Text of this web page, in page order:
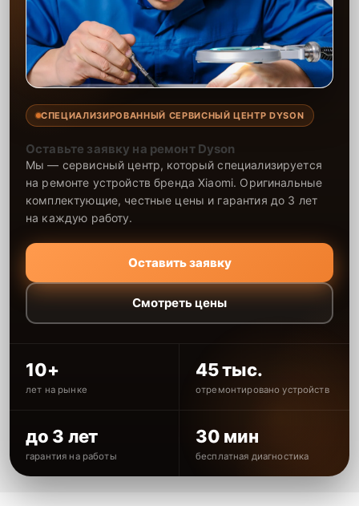
СПЕЦИАЛИЗИРОВАННЫЙ СЕРВИСНЫЙ ЦЕНТР DYSON
Оставьте заявку на ремонт Dyson
Мы — сервисный центр, который специализируется
на ремонте устройств бренда Xiaomi. Оригинальные
комплектующие, честные цены и гарантия до 3 лет
на каждую работу.
Оставить заявку
Смотреть цены
10+
лет на рынке
45 тыс.
отремонтировано устройств
до 3 лет
гарантия на работы
30 мин
бесплатная диагностика